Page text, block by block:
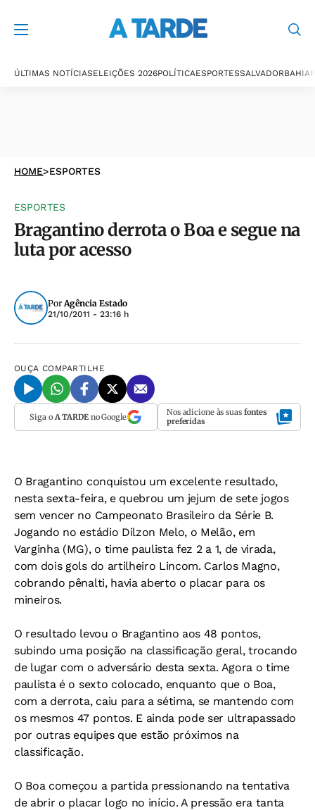
ÚLTIMAS NOTÍCIASELEIÇÕES 2026POLÍTICAESPORTESSALVADORBAHIA
HOME>ESPORTES
ESPORTES
Bragantino derrota o Boa e segue na
luta por acesso
PorAgência Estado
21/10/2011 - 23:16 h
OUÇA COMPARTILHE
Siga o A TARDEno Google Nos adicione às suas fontes
preferidas
O Bragantino conquistou um excelente resultado,
nesta sexta-feira, e quebrou um jejum de sete jogos
sem vencer no Campeonato Brasileiro da Série B.
Jogando no estádio Dilzon Melo, o Melão, em
Varginha (MG), o time paulista fez 2 a 1, de virada,
com dois gols do artilheiro Lincom. Carlos Magno,
cobrando pênalti, havia aberto o placar para os
mineiros.
O resultado levou o Bragantino aos 48 pontos,
subindo uma posição na classificação geral, trocando
de lugar com o adversário desta sexta. Agora o time
paulista é o sexto colocado, enquanto que o Boa,
com a derrota, caiu para a sétima, se mantendo com
os mesmos 47 pontos. E ainda pode ser ultrapassado
por outras equipes que estão próximos na
classificação.
O Boa começou a partida pressionando na tentativa
de abrir o placar logo no início. A pressão era tanta